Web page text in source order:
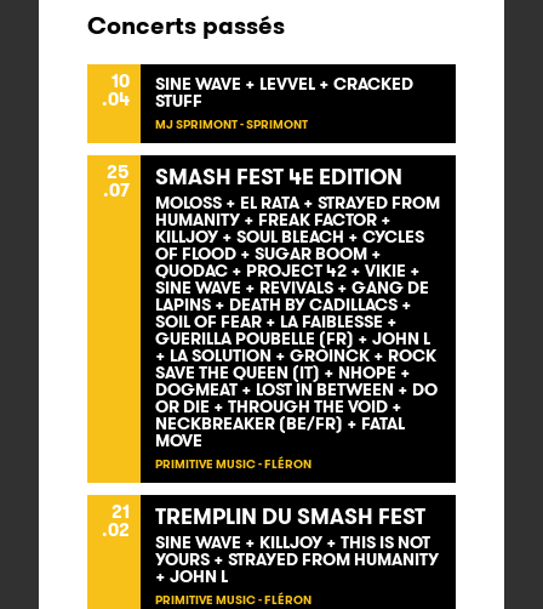
Concerts passés
10
.04
SINE WAVE + LEVVEL + CRACKED
STUFF
MJ SPRIMONT - SPRIMONT
25
.07 SMASH FEST 4E EDITION
MOLOSS + EL RATA + STRAYED FROM
HUMANITY + FREAK FACTOR +
KILLJOY + SOUL BLEACH + CYCLES
OF FLOOD + SUGAR BOOM +
QUODAC + PROJECT 42 + VIKIE +
SINE WAVE + REVIVALS + GANG DE
LAPINS + DEATH BY CADILLACS +
SOIL OF FEAR + LA FAIBLESSE +
GUERILLA POUBELLE (FR) + JOHN L
+ LA SOLUTION + GROINCK + ROCK
SAVE THE QUEEN (IT) + NHOPE +
DOGMEAT + LOST IN BETWEEN + DO
OR DIE + THROUGH THE VOID +
NECKBREAKER (BE/FR) + FATAL
MOVE
PRIMITIVE MUSIC - FLÉRON
21
.02 TREMPLIN DU SMASH FEST
SINE WAVE + KILLJOY + THIS IS NOT
YOURS + STRAYED FROM HUMANITY
+ JOHN L
PRIMITIVE MUSIC - FLÉRON